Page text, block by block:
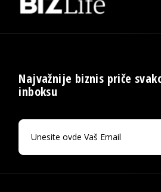
Najvažnije biznis priče
inboksu